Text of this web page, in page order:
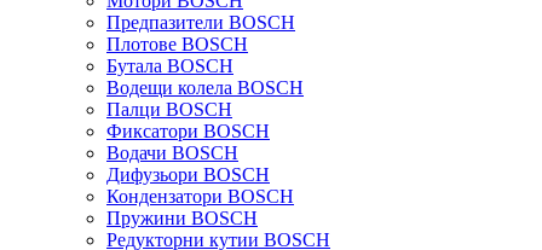
Предпазители BOSCH
Плотове BOSCH
Бутала BOSCH
Водещи колела BOSCH
Палци BOSCH
Фиксатори BOSCH
Водачи BOSCH
Дифузьори BOSCH
Кондензатори BOSCH
Пружини BOSCH
Редукторни кутии BOSCH